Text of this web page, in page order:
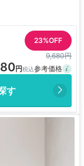
23%OFF
9,680円
す